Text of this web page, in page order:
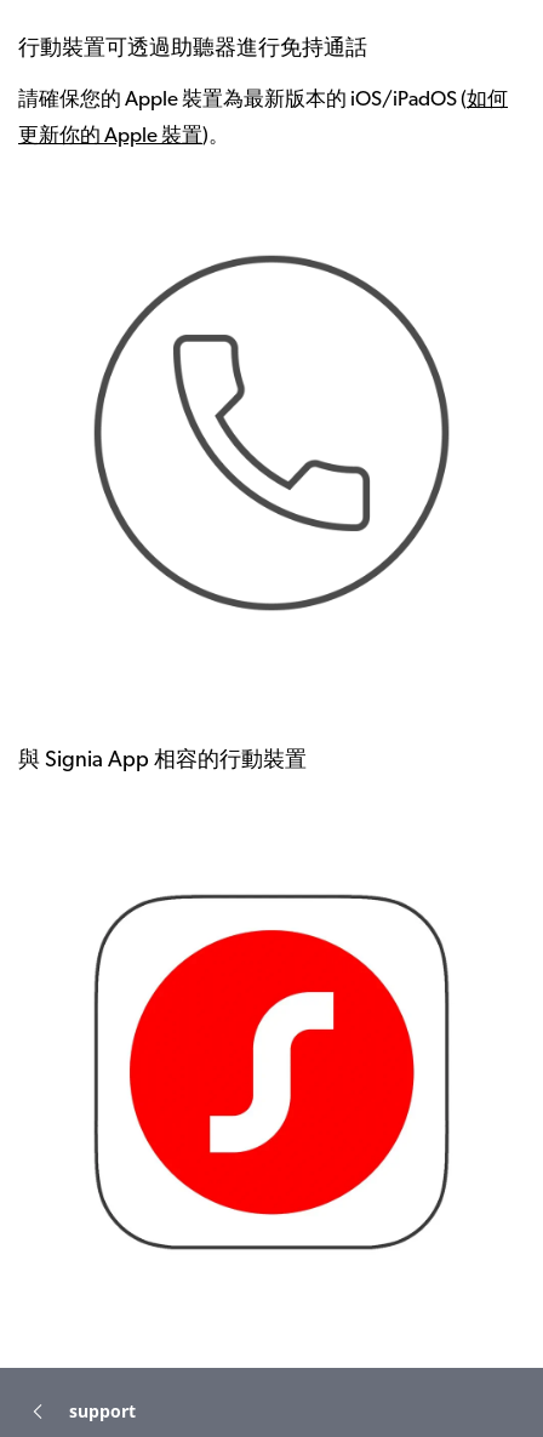
行動裝置可透過助聽器進行免持通話
請確保您的 Apple 裝置為最新版本的 iOS/iPadOS (如何
更新你的 Apple 裝置)。
與 Signia App 相容的行動裝置
support